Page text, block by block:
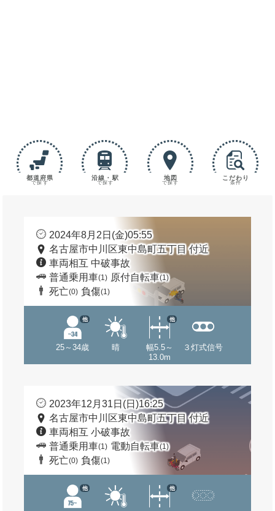
都道府県
で探す
沿線・駅
で探す
地図
で探す
こだわり
条件
2024年8月2日(金)05:55
名古屋市中川区東中島町五丁目 付近
車両相互 中破事故
普通乗用車(1) 原付自転車(1)
死亡(0) 負傷(1)
25～34歳
他
晴
幅5.5～
13.0m
他
３灯式信号
2023年12月31日(日)16:25
名古屋市中川区東中島町五丁目 付近
車両相互 小破事故
普通乗用車(1) 電動自転車(1)
死亡(0) 負傷(1)
他 他